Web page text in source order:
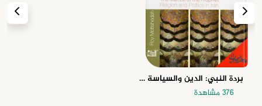
بردة النبي: الدين والسياسة في إيران
376 مشاهدة